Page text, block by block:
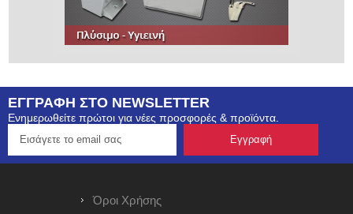
ΕΓΓΡΑΦΗ ΣΤΟ NEWSLETTER
Ενημερωθείτε πρώτοι για νέες προσφορές & προϊόντα.
Όροι Χρήσης